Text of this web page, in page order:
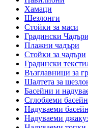
Хамаци
Шезлонги
Стойки за маси
Градински Чадъри
Плажни чадъри
Стойки за чадъри
Градински
Възглавници за
Шалтета за
Басейни и
Сглобяеми
Надуваеми
Надуваеми